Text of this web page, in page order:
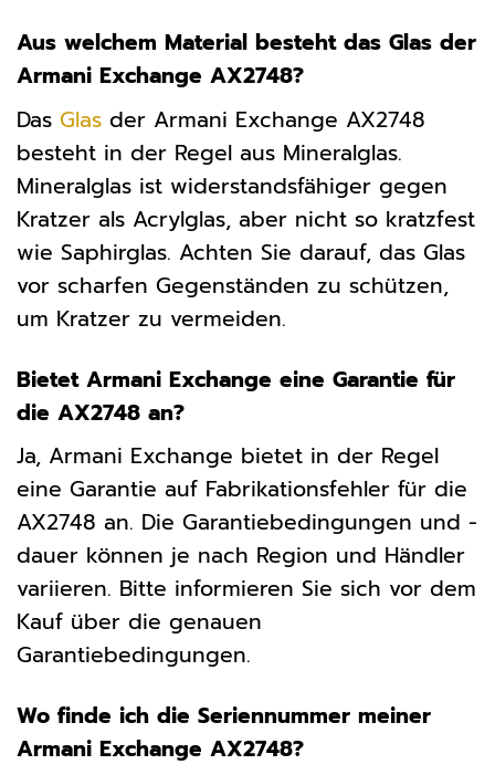
Aus welchem Material besteht das Glas der
Armani Exchange AX2748?
Das Glas der Armani Exchange AX2748
besteht in der Regel aus Mineralglas.
Mineralglas ist widerstandsfähiger gegen
Kratzer als Acrylglas, aber nicht so kratzfest
wie Saphirglas. Achten Sie darauf, das Glas
vor scharfen Gegenständen zu schützen,
um Kratzer zu vermeiden.
Bietet Armani Exchange eine Garantie für
die AX2748 an?
Ja, Armani Exchange bietet in der Regel
eine Garantie auf Fabrikationsfehler für die
AX2748 an. Die Garantiebedingungen und -
dauer können je nach Region und Händler
variieren. Bitte informieren Sie sich vor dem
Kauf über die genauen
Garantiebedingungen.
Wo finde ich die Seriennummer meiner
Armani Exchange AX2748?